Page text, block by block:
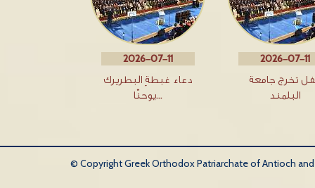
2026-07-11
دعاء غبطةِ البطريرك
يوحنّا…
2026-07-11
تخرج جامعة
البلمند
© Copyright Greek Orthodox Patriarchate of Antioch and